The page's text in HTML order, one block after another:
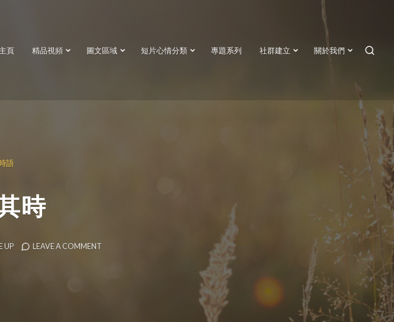
頁 精品視頻 圖文區域 短片心情分類 專題系列 社群建立 關於我們
語
時
UP LEAVE A COMMENT